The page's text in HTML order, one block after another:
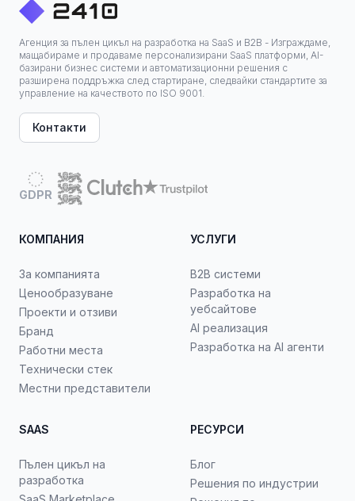
Агенция за пълен цикъл на разработка на SaaS и B2B - Изграждаме,
мащабираме и продаваме персонализирани SaaS платформи, AI-
базирани бизнес системи и автоматизационни решения с
разширена поддръжка след стартиране, следвайки стандартите за
управление на качеството по ISO 9001.
Контакти
GDPR
КОМПАНИЯ
За компанията
Ценообразуване
Проекти и отзиви
Бранд
Работни места
Технически стек
Местни представители
УСЛУГИ
B2B системи
Разработка на
уебсайтове
AI реализация
Разработка на AI агенти
SAAS
Пълен цикъл на
разработка
РЕСУРСИ
Блог
Решения по индустрии